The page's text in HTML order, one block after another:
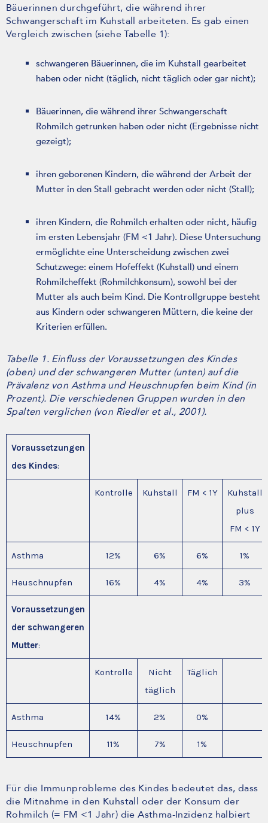
Bäuerinnen durchgeführt, die während ihrer
Schwangerschaft im Kuhstall arbeiteten. Es gab einen
Vergleich zwischen (siehe Tabelle 1):
schwangeren Bäuerinnen, die im Kuhstall gearbeitet
haben oder nicht (täglich, nicht täglich oder gar nicht);
Bäuerinnen, die während ihrer Schwangerschaft
Rohmilch getrunken haben oder nicht (Ergebnisse nicht
gezeigt);
ihren geborenen Kindern, die während der Arbeit der
Mutter in den Stall gebracht werden oder nicht (Stall);
ihren Kindern, die Rohmilch erhalten oder nicht, häufig
im ersten Lebensjahr (FM <1 Jahr). Diese Untersuchung
ermöglichte eine Unterscheidung zwischen zwei
Schutzwege: einem Hofeffekt (Kuhstall) und einem
Rohmilcheffekt (Rohmilchkonsum), sowohl bei der
Mutter als auch beim Kind. Die Kontrollgruppe besteht
aus Kindern oder schwangeren Müttern, die keine der
Kriterien erfüllen.
Tabelle 1. Einfluss der Voraussetzungen des Kindes
(oben) und der schwangeren Mutter (unten) auf die
Prävalenz von Asthma und Heuschnupfen beim Kind (in
Prozent). Die verschiedenen Gruppen wurden in den
Spalten verglichen (von Riedler et al., 2001).
Voraussetzungen
des Kindes:
Kontrolle Kuhstall FM < 1Y
Kuhstall
plus
FM < 1Y
Asthma 12% 6% 6% 1%
Heuschnupfen 16% 4% 4% 3%
Voraussetzungen
der schwangeren
Mutter:
Kontrolle
Nicht
täglich
Täglich
Asthma 14% 2% 0%
Heuschnupfen 11% 7% 1%
Für die Immunprobleme des Kindes bedeutet das, dass
die Mitnahme in den Kuhstall oder der Konsum der
Rohmilch (= FM <1 Jahr) die Asthma-Inzidenz halbiert